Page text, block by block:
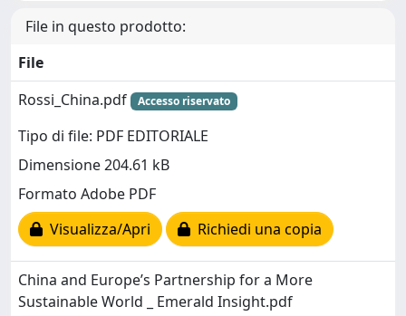
File in questo prodotto:
File
Rossi_China.pdf
Accesso riservato
Tipo di file: PDF EDITORIALE
Dimensione 204.61 kB
Formato Adobe PDF
Visualizza/Apri
Richiedi una copia
China and Europe’s Partnership for a More
Sustainable World _ Emerald Insight.pdf